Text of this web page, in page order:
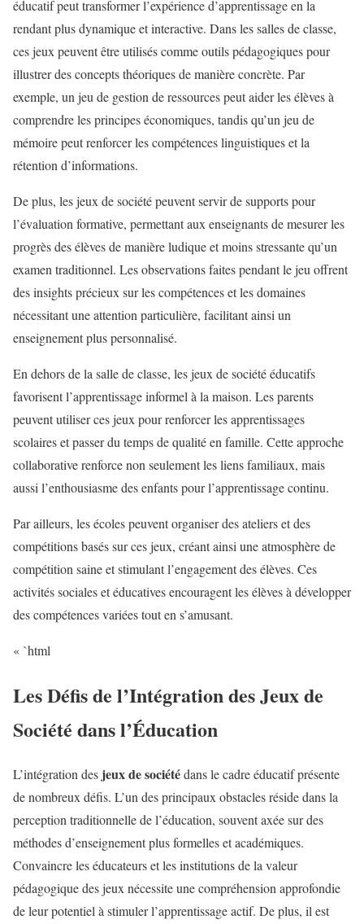
éducatif peut transformer l’expérience d’apprentissage en la
rendant plus dynamique et interactive. Dans les salles de classe,
ces jeux peuvent être utilisés comme outils pédagogiques pour
illustrer des concepts théoriques de manière concrète. Par
exemple, un jeu de gestion de ressources peut aider les élèves à
comprendre les principes économiques, tandis qu’un jeu de
mémoire peut renforcer les compétences linguistiques et la
rétention d’informations.
De plus, les jeux de société peuvent servir de supports pour
l’évaluation formative, permettant aux enseignants de mesurer les
progrès des élèves de manière ludique et moins stressante qu’un
examen traditionnel. Les observations faites pendant le jeu offrent
des insights précieux sur les compétences et les domaines
nécessitant une attention particulière, facilitant ainsi un
enseignement plus personnalisé.
En dehors de la salle de classe, les jeux de société éducatifs
favorisent l’apprentissage informel à la maison. Les parents
peuvent utiliser ces jeux pour renforcer les apprentissages
scolaires et passer du temps de qualité en famille. Cette approche
collaborative renforce non seulement les liens familiaux, mais
aussi l’enthousiasme des enfants pour l’apprentissage continu.
Par ailleurs, les écoles peuvent organiser des ateliers et des
compétitions basés sur ces jeux, créant ainsi une atmosphère de
compétition saine et stimulant l’engagement des élèves. Ces
activités sociales et éducatives encouragent les élèves à développer
des compétences variées tout en s’amusant.
« `html
Les Défis de l’Intégration des Jeux de
Société dans l’Éducation
L’intégration des jeux de sociétédans le cadre éducatif présente
de nombreux défis. L’un des principaux obstacles réside dans la
perception traditionnelle de l’éducation, souvent axée sur des
méthodes d’enseignement plus formelles et académiques.
Convaincre les éducateurs et les institutions de la valeur
pédagogique des jeux nécessite une compréhension approfondie
de leur potentiel à stimuler l’apprentissage actif. De plus, il est